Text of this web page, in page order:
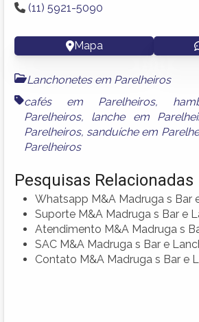
(11) 5921-5090
Mapa
Lanchonetes em Parelheiros
cafés em Parelheiros,
Parelheiros, lanche em
Parelheiros, sanduíche em
Parelheiros
Pesquisas Relacionadas
Whatsapp M&A Madruga s Bar
Suporte M&A Madruga s Bar e
Atendimento M&A Madruga s
SAC M&A Madruga s Bar e
Contato M&A Madruga s Bar e